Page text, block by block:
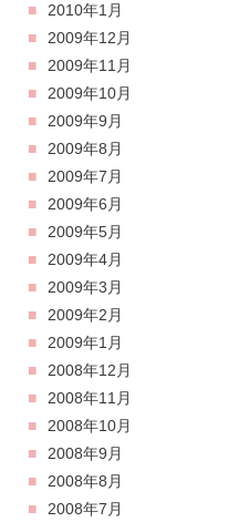
2010年1月
2009年12月
2009年11月
2009年10月
2009年9月
2009年8月
2009年7月
2009年6月
2009年5月
2009年4月
2009年3月
2009年2月
2009年1月
2008年12月
2008年11月
2008年10月
2008年9月
2008年8月
2008年7月